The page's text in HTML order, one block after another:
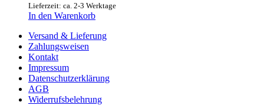
Lieferzeit: ca. 2-3 Werktage
In den Warenkorb
Versand & Lieferung
Zahlungsweisen
Kontakt
Impressum
Datenschutzerklärung
AGB
Widerrufsbelehrung